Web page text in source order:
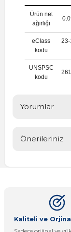
Ürün net
ağırlığı
eClass
kodu
UNSPSC
kodu
Yorumlar
Önerileriniz
Görüş ve
Ürün resmi
Kaliteli ve